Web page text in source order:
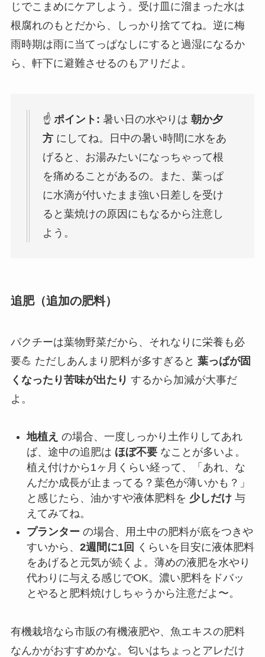
じでこまめにケアしよう。受け皿に溜まった水は
根腐れのもとだから、しっかり捨ててね。逆に梅
雨時期は雨に当てっぱなしにすると過湿になるか
ら、軒下に避難させるのもアリだよ。
☝️ ポイント: 暑い日の水やりは 朝か夕
方にしてね。日中の暑い時間に水をあ
げると、お湯みたいになっちゃって根
を痛めることがあるの。また、葉っぱ
に水滴が付いたまま強い日差しを受け
ると葉焼けの原因にもなるから注意し
よう。
追肥（追加の肥料）
パクチーは葉物野菜だから、それなりに栄養も必
要💪 ただしあんまり肥料が多すぎると 葉っぱが固
くなったり苦味が出たり するから加減が大事だ
よ。
地植え の場合、一度しっかり土作りしてあれ
ば、途中の追肥は ほぼ不要なことが多いよ。
植え付けから1ヶ月くらい経って、「あれ、な
んだか成長が止まってる？葉色が薄いかも？」
と感じたら、油かすや液体肥料を 少しだけ与
えてみてね。
プランター の場合、用土中の肥料が底をつきや
すいから、 2週間に1回 くらいを目安に液体肥料
をあげると元気が続くよ。薄めの液肥を水やり
代わりに与える感じでOK。濃い肥料をドバッ
とやると肥料焼けしちゃうから注意だよ〜。
有機栽培なら市販の有機液肥や、魚エキスの肥料
なんかがおすすめかな。匂いはちょっとアレだけ